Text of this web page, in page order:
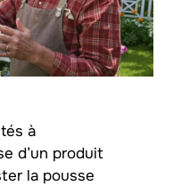
à
d’un produit
la pousse